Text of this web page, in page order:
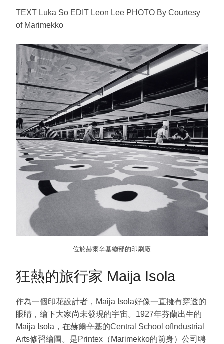
TEXT Luka So EDIT Leon Lee PHOTO By Courtesy
of Marimekko
位於赫爾辛基總部的印刷廠
狂熱的旅行家 Maija Isola
作為一個印花設計者，Maija Isola好像一直擁有穿透的
眼睛，繪下大家尚未發現的宇宙。1927年芬蘭出生的
Maija Isola，在赫爾辛基的Central School ofIndustrial
Arts修習繪圖。是Printex（Marimekko的前身）公司聘